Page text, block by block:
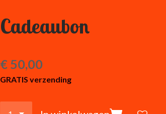
Cadeaubon
€ 50,00
GRATIS verzending